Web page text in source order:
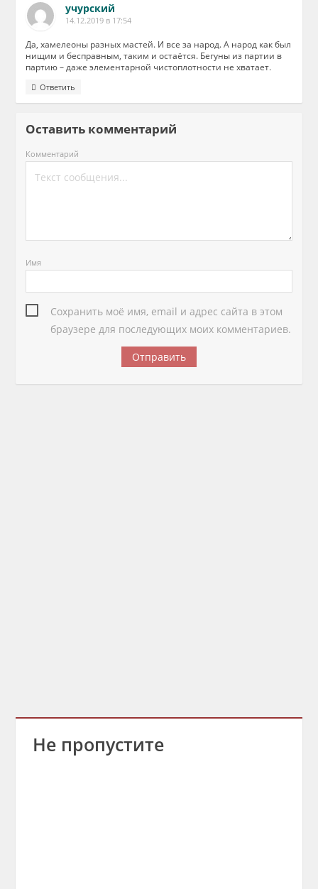
учурский
14.12.2019 в 17:54
Да, хамелеоны разных мастей. И все за народ. А народ как был
нищим и бесправным, таким и остаётся. Бегуны из партии в
партию – даже элементарной чистоплотности не хватает.
Ответить
Оставить комментарий
Комментарий
Имя
Сохранить моё имя, email и адрес сайта в этом
браузере для последующих моих комментариев.
Не пропустите